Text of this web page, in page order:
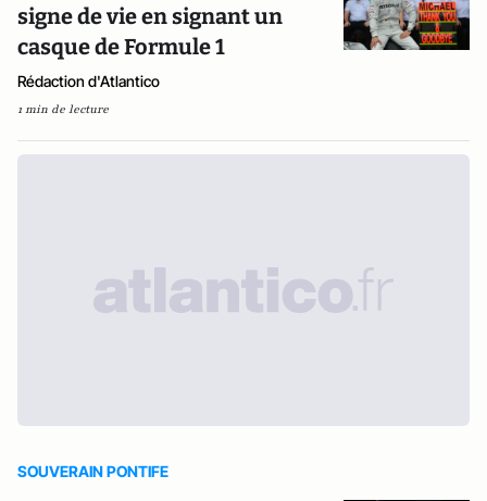
signe de vie en signant un
casque de Formule 1
Rédaction d'Atlantico
1 min de lecture
SOUVERAIN PONTIFE